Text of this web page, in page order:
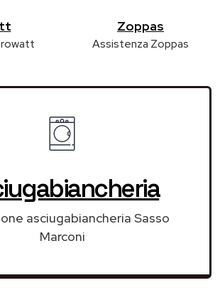
Zoppas
Assistenza Zoppas
asciugabiancheria Sasso
Marconi